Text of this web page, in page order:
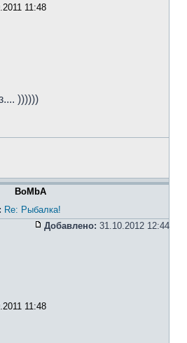
11:48
))))))
BoMbA
Re: Рыбалка!
Добавлено: 31.10.2012 12:44
11:48